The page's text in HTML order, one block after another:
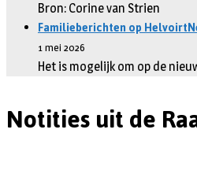
Bron: Corine van Strien
Familieberichten op
1 mei 2026
Het is mogelijk om op de
Notities uit de